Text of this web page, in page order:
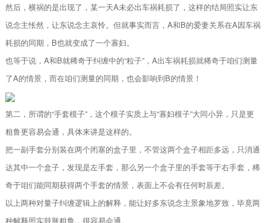
然后，横祸的是出现了，某一天A未必出车祸耗损了，这样的结局照实让东
说念主怅然，让东说念主哀怜。但就事实而言，A和B的爱妻关系在A因车祸
耗损的同期，B也就变成了一个寡妇。
也等于说，A和B就稀奇于纠缠中的“粒子”，A出车祸耗损就稀奇于咱们测量
了A的情景，而在咱们测量的同期，也会影响到B的情景！
第二，所谓的“手套模子”，这个模子实质上与“寡妇模子”大同小异，只是更
粗鲁更容易会通，具体来讲是这样的。
把一副手套分别装在两个闭塞的盒子里，不管这两个盒子相距多远，只消通
达其中一个盒子，发现是左手套，那么另一个盒子里的手套等于右手套，稀
奇于咱们能同期获得两个手套的情景，表面上不会有任何时辰差。
以上两种对量子纠缠逻辑上的解释，能让好多东说念主景象地罗致，毕竟两
种解释照实鼓胀粗鲁，很容易会通。